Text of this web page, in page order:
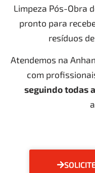
Limpeza Pós-Obra
pronto para
resíduos
Atendemos na
com
seguindo todas